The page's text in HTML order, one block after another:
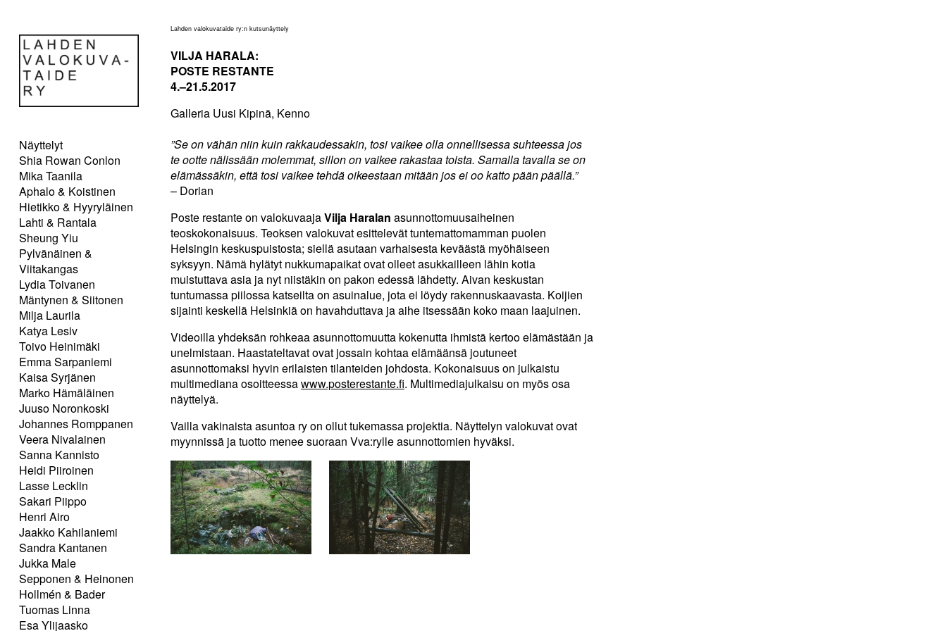
Näyttelyt
Shia Rowan Conlon
Mika Taanila
Aphalo & Koistinen
Hietikko & Hyyryläinen
Lahti & Rantala
Sheung Yiu
Pylvänäinen &
Viitakangas
Lydia Toivanen
Mäntynen & Siitonen
Milja Laurila
Katya Lesiv
Toivo Heinimäki
Emma Sarpaniemi
Kaisa Syrjänen
Marko Hämäläinen
Juuso Noronkoski
Johannes Romppanen
Veera Nivalainen
Sanna Kannisto
Heidi Piiroinen
Lasse Lecklin
Sakari Piippo
Henri Airo
Jaakko Kahilaniemi
Sandra Kantanen
Jukka Male
Sepponen & Heinonen
Hollmén & Bader
Tuomas Linna
Esa Ylijaasko
Lahden valokuvataide ry:n kutsunäyttely
VILJA HARALA:
POSTE RESTANTE
4.–21.5.2017
Galleria Uusi Kipinä, Kenno
”Se on vähän niin kuin rakkaudessakin, tosi vaikee olla onnellisessa suhteessa jos
te ootte nälissään molemmat, sillon on vaikee rakastaa toista. Samalla tavalla se on
elämässäkin, että tosi vaikee tehdä oikeestaan mitään jos ei oo katto pään päällä.”
– Dorian
Poste restante on valokuvaajaVilja Haralan asunnottomuusaiheinen
teoskokonaisuus. Teoksen valokuvat esittelevät tuntemattomamman puolen
Helsingin keskuspuistosta; siellä asutaan varhaisesta keväästä myöhäiseen
syksyyn. Nämä hylätyt nukkumapaikat ovat olleet asukkailleen lähin kotia
muistuttava asia ja nyt niistäkin on pakon edessä lähdetty. Aivan keskustan
tuntumassa piilossa katseilta on asuinalue, jota ei löydy rakennuskaavasta. Koijien
sijainti keskellä Helsinkiä on havahduttava ja aihe itsessään koko maan laajuinen.
Videoilla yhdeksän rohkeaa asunnottomuutta kokenutta ihmistä kertoo elämästään ja
unelmistaan. Haastateltavat ovat jossain kohtaa elämäänsä joutuneet
asunnottomaksi hyvin erilaisten tilanteiden johdosta. Kokonaisuus on julkaistu
multimediana osoitteessawww.posterestante.fi. Multimediajulkaisu on myös osa
näyttelyä.
Vailla vakinaista asuntoa ry on ollut tukemassa projektia. Näyttelyn valokuvat ovat
myynnissä ja tuotto menee suoraan Vva:rylle asunnottomien hyväksi.